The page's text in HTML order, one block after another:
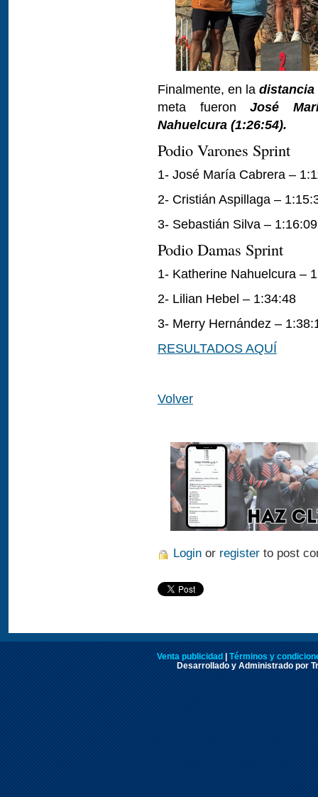
Finalmente, en ladistancia
meta fueronJosé
Nahuelcura (1:26:54).
Podio Varones Sprint
1- José María Cabrera –
2- Cristián Aspillaga –
3- Sebastián Silva – 1:16:09
Podio Damas Sprint
1- Katherine Nahuelcura –
2- Lilian Hebel – 1:34:48
3- Merry Hernández –
RESULTADOS AQUÍ
Volver
Login or register to post
Venta publicidad | Términos y
Desarrollado y Administrado por